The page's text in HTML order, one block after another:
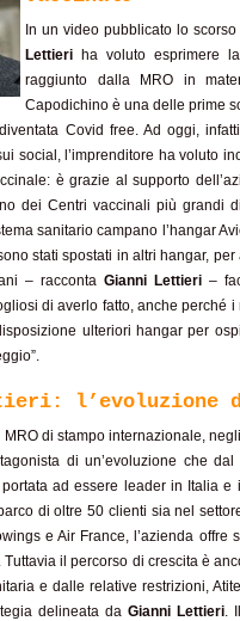
In un video pubblicato lo
Lettieri ha voluto esprimere
raggiunto dalla MRO in
Capodichino è una delle prime
Covid free. Ad oggi,
social, l’imprenditore ha voluto
è grazie al supporto
dei Centri vaccinali più grandi
sanitario campano l’hangar
stati spostati in altri hangar,
– racconta Gianni Lettieri –
di averlo fatto, anche perché
ulteriori hangar per
l’evoluzione
MRO di stampo internazionale,
di un’evoluzione che
portata ad essere leader in Italia
di oltre 50 clienti sia nel
e Air France, l’azienda offre
il percorso di crescita è
e dalle relative restrizioni,
delineata da Gianni Lettieri.